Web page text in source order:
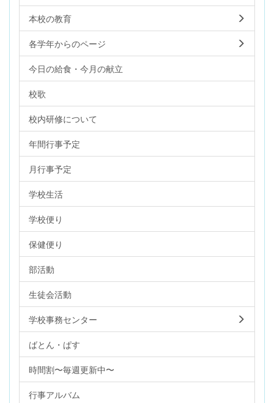
本校の教育
各学年からのページ
今日の給食・今月の献立
校歌
校内研修について
年間行事予定
月行事予定
学校生活
学校便り
保健便り
部活動
生徒会活動
学校事務センター
ばとん・ぱす
時間割〜毎週更新中〜
行事アルバム